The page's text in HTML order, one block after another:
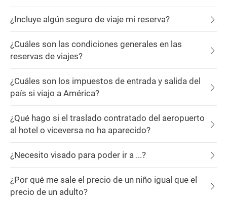
¿Incluye algún seguro de viaje mi reserva?
¿Cuáles son las condiciones generales en las
reservas de viajes?
¿Cuáles son los impuestos de entrada y salida del
país si viajo a América?
¿Qué hago si el traslado contratado del aeropuerto
al hotel o viceversa no ha aparecido?
¿Necesito visado para poder ir a ...?
¿Por qué me sale el precio de un niño igual que el
precio de un adulto?